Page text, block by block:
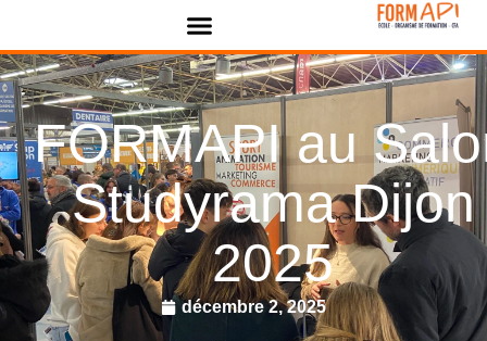
FORMAPI au
Studyrama Dijon
2025
décembre 2, 2025
Panneau de gestion des cookies